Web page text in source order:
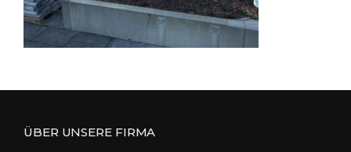
ÜBER UNSERE FIRMA